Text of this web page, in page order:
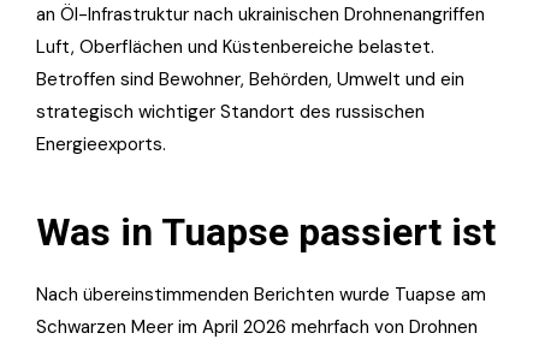
an Öl-Infrastruktur nach ukrainischen Drohnenangriffen
Luft, Oberflächen und Küstenbereiche belastet.
Betroffen sind Bewohner, Behörden, Umwelt und ein
strategisch wichtiger Standort des russischen
Energieexports.
Was in Tuapse passiert ist
Nach übereinstimmenden Berichten wurde Tuapse am
Schwarzen Meer im April 2026 mehrfach von Drohnen